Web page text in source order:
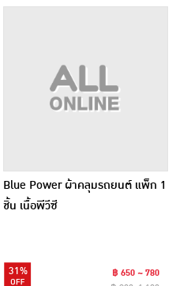
Blue Power ผ้าคลุมรถยนต์ แพ็ก 1
ชิ้น เนื้อพีวีซี
31%
฿ 650 ~ 780